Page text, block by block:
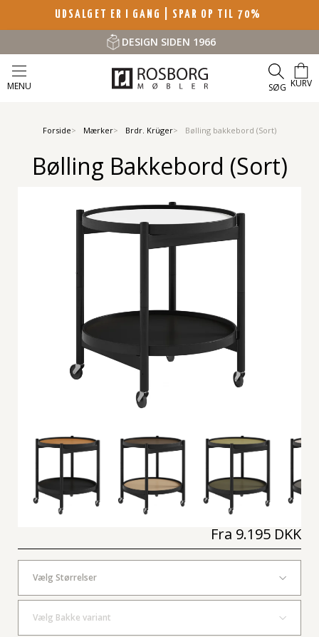
UDSALGET ER I GANG | SPAR OP TIL 70%
DESIGN SIDEN 1966
MENU SØG KURV
Forside Mærker Brdr. Krüger Bølling bakkebord (Sort)
Bølling Bakkebord (Sort)
Fra 9.195 DKK
Vælg Størrelser
Vælg Bakke variant